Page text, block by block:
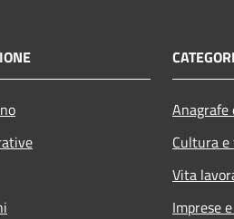
Cultura
Vita
Imprese